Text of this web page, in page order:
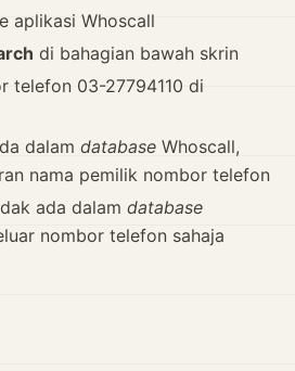
aplikasi Whoscall
di bahagian bawah skrin
telefon 03-27794110 di
dalam database Whoscall,
nama pemilik nombor telefon
ada dalam database
nombor telefon sahaja